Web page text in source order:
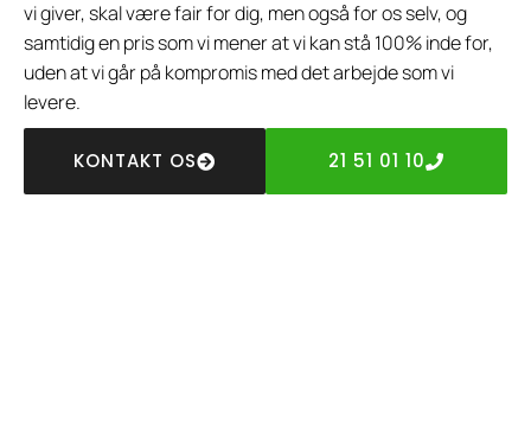
vi giver, skal være fair for dig, men også for os selv, og
samtidig en pris som vi mener at vi kan stå 100% inde for,
uden at vi går på kompromis med det arbejde som vi
levere.
KONTAKT OS 21 51 01 10